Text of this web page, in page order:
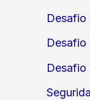
Desafio
Desafio
Desafio